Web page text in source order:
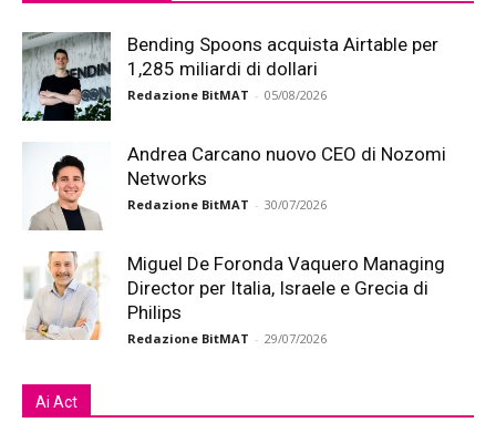
Bending Spoons acquista Airtable per
1,285 miliardi di dollari
Redazione BitMAT - 05/08/2026
Andrea Carcano nuovo CEO di Nozomi
Networks
Redazione BitMAT - 30/07/2026
Miguel De Foronda Vaquero Managing
Director per Italia, Israele e Grecia di
Philips
Redazione BitMAT - 29/07/2026
Ai Act